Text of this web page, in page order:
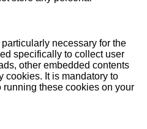
necessary for the
specifically to collect user
other embedded contents
cookies. It is mandatory to
running these cookies on your